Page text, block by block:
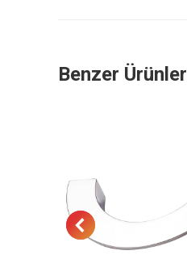
Benzer Ürünler